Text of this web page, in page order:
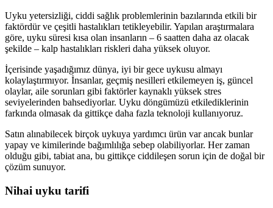
Uyku yetersizliği, ciddi sağlık problemlerinin bazılarında etkili bir
faktördür ve çeşitli hastalıkları tetikleyebilir. Yapılan araştırmalara
göre, uyku süresi kısa olan insanların – 6 saatten daha az olacak
şekilde – kalp hastalıkları riskleri daha yüksek oluyor.
İçerisinde yaşadığımız dünya, iyi bir gece uykusu almayı
kolaylaştırmıyor. İnsanlar, geçmiş nesilleri etkilemeyen iş, güncel
olaylar, aile sorunları gibi faktörler kaynaklı yüksek stres
seviyelerinden bahsediyorlar. Uyku döngümüzü etkilediklerinin
farkında olmasak da gittikçe daha fazla teknoloji kullanıyoruz.
Satın alınabilecek birçok uykuya yardımcı ürün var ancak bunlar
yapay ve kimilerinde bağımlılığa sebep olabiliyorlar. Her zaman
olduğu gibi, tabiat ana, bu gittikçe ciddileşen sorun için de doğal bir
çözüm sunuyor.
Nihai uyku tarifi